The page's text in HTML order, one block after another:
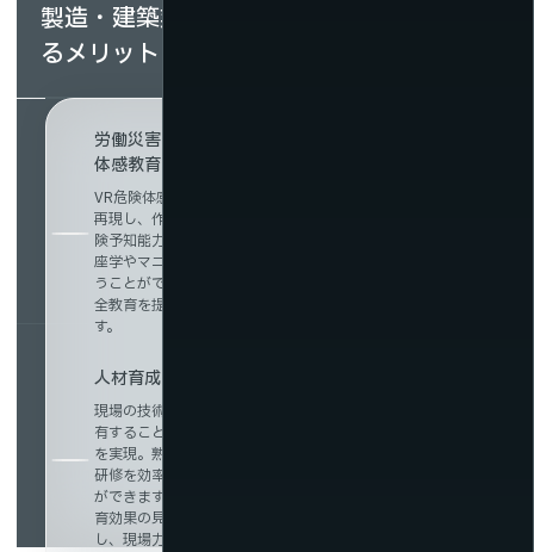
製造・建築業界で動画配信・VRを導入す
るメリット
労働災害防止と安全意識向上を実現するXR/VR危険
体感教育
VR危険体感教育は、実際の事故リスクを仮想空間でリアルに
再現し、作業者が安全な環境で危険を“体感”することで、危
険予知能力と安全意識の向上を図ることができます。従来の
座学やマニュアルでは伝えきれなかった緊張感や判断力を養
うことができ、若手からベテランまで幅広い層に効果的な安
全教育を提供。事故の未然防止と現場力の強化に貢献しま
す。
人材育成・技術伝承をeラーニングで効率化
現場の技術や作業手順を映像やVRコンテンツとして蓄積・共
有することで、時間や場所にとらわれないeラーニング環境
を実現。熟練技術者のノウハウ継承や若手人材の育成や技能
研修を効率化し、属人化しがちな技術を体系的に伝えること
ができます。さらに、視聴履歴や理解度の把握も可能で、教
育効果の見える化にも対応。人材育成の質とスピードを両立
し、現場力の底上げに貢献します。